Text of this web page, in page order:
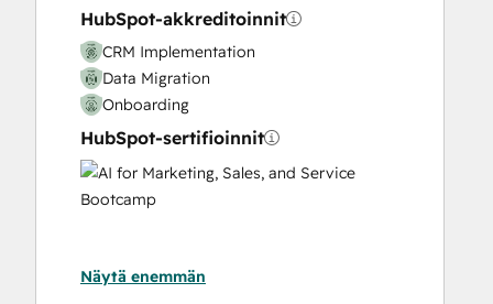
HubSpot-akkreditoinnit
CRM Implementation
Data Migration
Onboarding
HubSpot-sertifioinnit
Näytä enemmän